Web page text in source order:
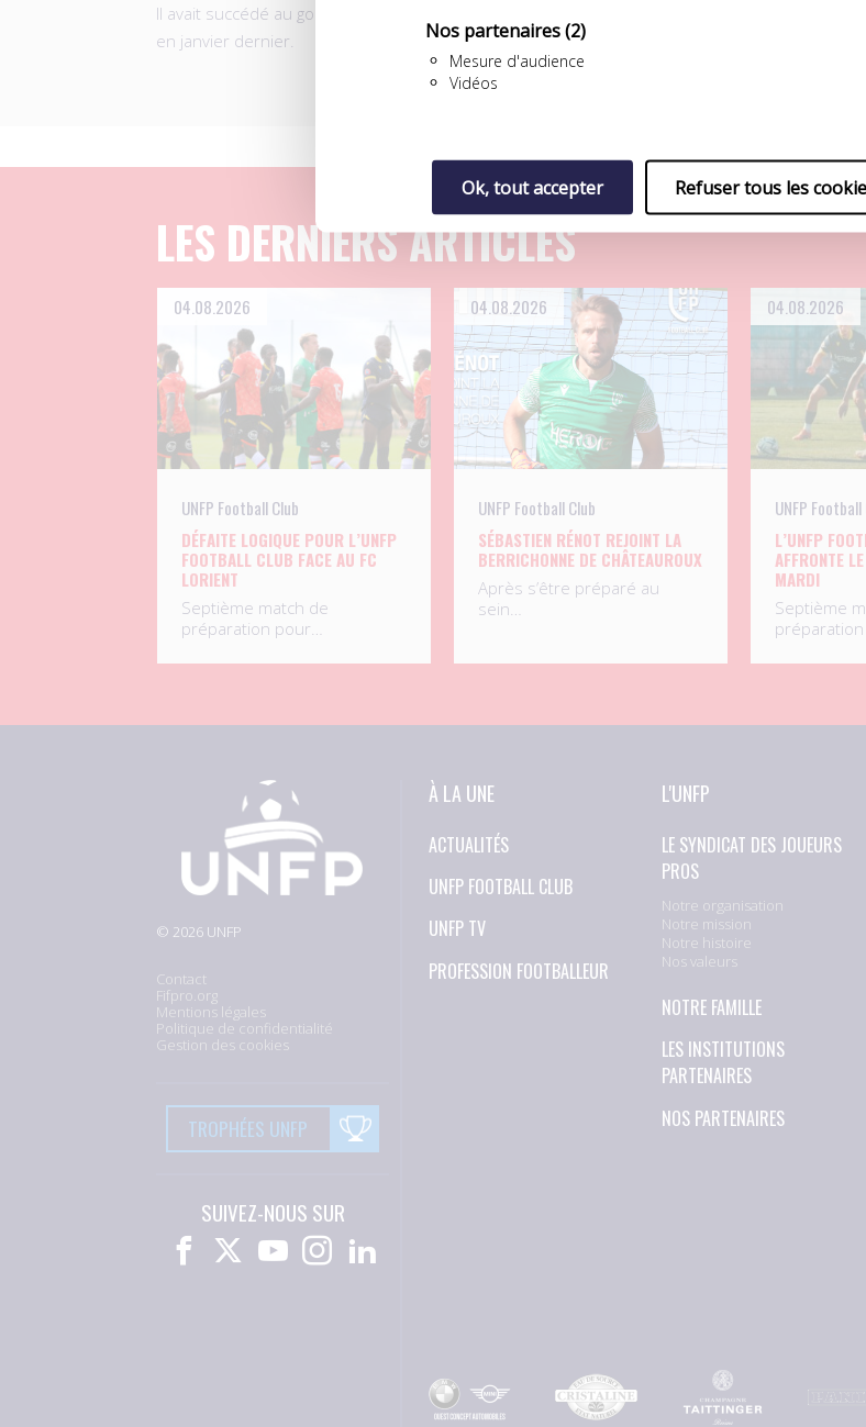
Nos partenaires(2)
Mesure d'audience
Vidéos
Ok, tout accepter Refuser tous les
Il avait succédé au goleador de l’AS Monaco Wissam Ben Yedder, lauréat
en janvier dernier.
LES DERNIERS ARTICLES
04.08.2026
UNFP Football Club
DÉFAITE LOGIQUE POUR L’UNFP
FOOTBALL CLUB FACE AU FC
LORIENT
Septième match de
préparation pour…
04.08.2026
UNFP Football Club
SÉBASTIEN RÉNOT REJOINT LA
BERRICHONNE DE CHÂTEAUROUX
Après s’être préparé au
sein…
04.08.2026
UNFP Football
L’UNFP
AFFRONTE
MARDI
Septième
préparation
© 2026 UNFP
Contact
Fifpro.org
Mentions légales
Politique de confidentialité
Gestion des cookies
TROPHÉES UNFP
SUIVEZ-NOUS SUR
À LA UNE
ACTUALITÉS
UNFP FOOTBALL CLUB
UNFP TV
PROFESSION FOOTBALLEUR
L'UNFP
LE SYNDICAT DES JOUEURS
PROS
Notre organisation
Notre mission
Notre histoire
Nos valeurs
NOTRE FAMILLE
LES INSTITUTIONS
PARTENAIRES
NOS PARTENAIRES